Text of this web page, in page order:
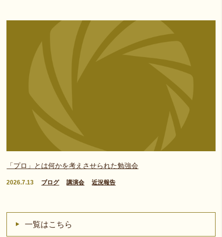
「プロ」とは何かを考えさせられた勉強会
2026.7.13 ブログ 講演会 近況報告
一覧はこちら